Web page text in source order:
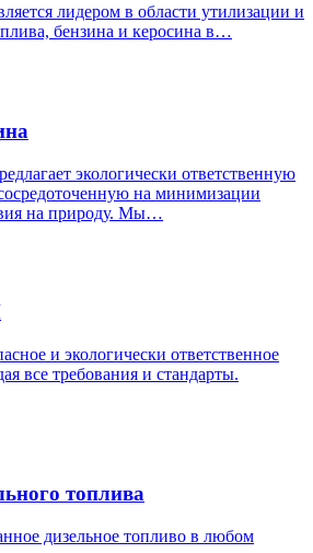
лидером в области утилизации и
бензина и керосина в…
экологически ответственную
на минимизации
на природу. Мы…
и экологически ответственное
все требования и стандарты.
топлива
дизельное топливо в любом